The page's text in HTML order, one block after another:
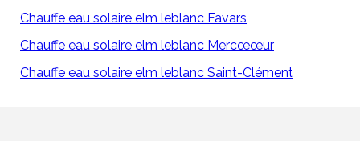
Chauffe eau solaire elm leblanc Favars
Chauffe eau solaire elm leblanc Mercœœur
Chauffe eau solaire elm leblanc Saint-Clément